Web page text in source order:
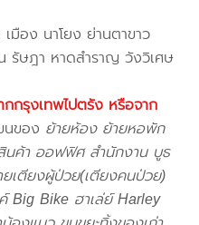
เมือง นาโยง ย่านตาขาว
รัษฎา หาดสำราญ วังวิเศษ
กกรุงเทพไปตรัง หรือจาก
นของ ย้ายห้อง ย้ายหอพัก
นค้า ออฟฟิศ สำนักงาน บูธ
เตียงผู้ป่วย(เตียงคนป่วย)
Big Bike ฮาเล่ย์ Harley